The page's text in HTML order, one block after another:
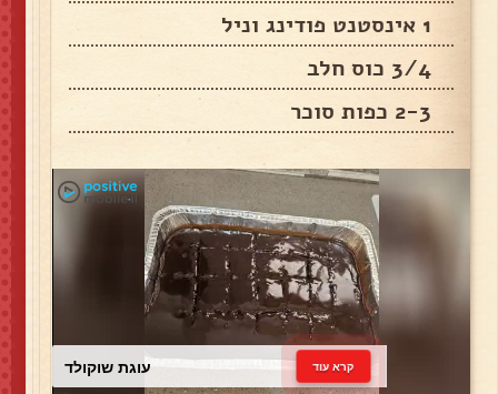
1 אינסטנט פודינג וניל
3/4 כוס חלב
2-3 כפות סוכר
עוגת שוקולד קרא עוד